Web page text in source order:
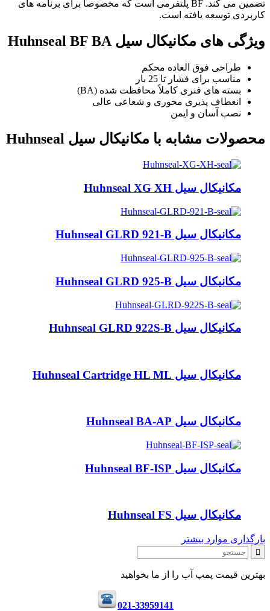
تضمین می کند. BF پلتفرمی است که مخصوصا برای برنامه های
کاربردی توسعه یافته است.
ویژگی های مکانیکال سیل Huhnseal BF BA
طراحی فوق العاده محکم
مناسب برای فشار تا 25 بار
بسته های فنری کاملاً محافظت شده (BA)
انعطاف پذیری محوری و شعاعی عالی
نصب آسان و ایمن
محصولات مشابه با مکانیکال سیل Huhnseal
مکانیکال سیل Huhnseal XG XH
مکانیکال سیل Huhnseal GLRD 921-B
مکانیکال سیل Huhnseal GLRD 925-B
مکانیکال سیل Huhnseal GLRD 922S-B
مکانیکال سیل Huhnseal Cartridge HL ML
مکانیکال سیل Huhnseal BA-AP
مکانیکال سیل Huhnseal BF-ISP
مکانیکال سیل Huhnseal FS
بارگذاری موارد بیشتر
بهترین قیمت پمپ آب را از ما بخواهید
021-33959141